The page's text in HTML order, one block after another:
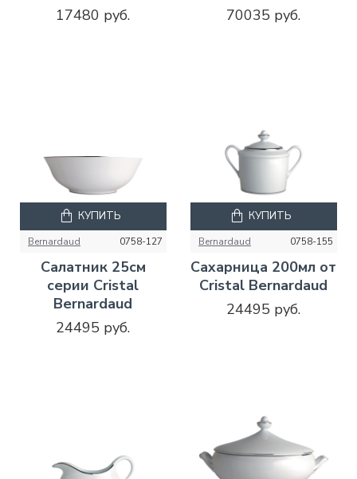
17480 руб.
70035 руб.
Bernardaud 0758-127
Салатник 25см
серии Cristal
Bernardaud
24495 руб.
КУПИТЬ
Bernardaud 0758-155
Сахарница 200мл от
Cristal Bernardaud
24495 руб.
КУПИТЬ